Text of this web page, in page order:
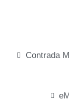
Contrada